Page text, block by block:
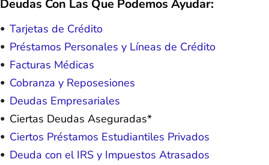
Deudas Con Las Que Podemos Ayudar:
Tarjetas de Crédito
Préstamos Personales y Líneas de Crédito
Facturas Médicas
Cobranza y Reposesiones
Deudas Empresariales
Ciertas Deudas Aseguradas*
Ciertos Préstamos Estudiantiles Privados
Deuda con el IRS y Impuestos Atrasados